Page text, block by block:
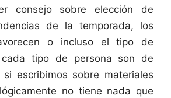
consejo sobre elección de
de la temporada, los
o incluso el tipo de
cada tipo de persona son de
escribimos sobre materiales
no tiene nada que